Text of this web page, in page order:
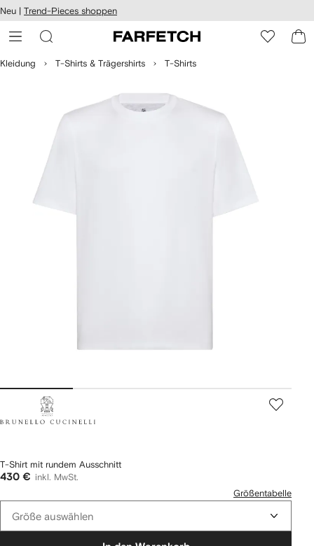
zum
Neu | Trend-Pieces shoppen
Kleidung T-Shirts & Trägershirts T-Shirts
Brunello
T-Shirt mit rundem Ausschnitt
430 €
inkl. MwSt.
Größentabelle
Größe auswählen